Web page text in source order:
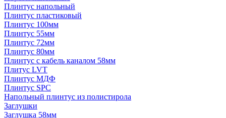
Плинтус напольный
Плинтус пластиковый
Плинтус 100мм
Плинтус 55мм
Плинтус 72мм
Плинтус 80мм
Плинтус с кабель каналом 58мм
Плитус LVT
Плинтус МДФ
Плинтус SPC
Напольный плинтус из полистирола
Заглушки
Заглушка 58мм